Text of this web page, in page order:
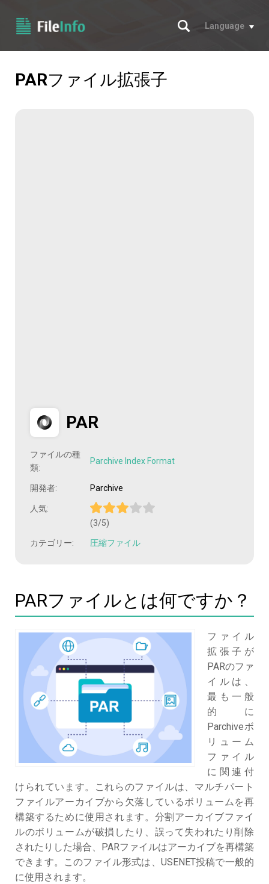
サーチ
Language
PARファイル拡張子
PAR
ファイルの種
類:
Parchive Index Format
開発者: Parchive
人気:
(3/5)
カテゴリー: 圧縮ファイル
PARファイルとは何ですか？
ファイル
拡張子が
PARのファ
イルは、
最も一般
的に
Parchiveボ
リューム
ファイル
に関連付
けられています。これらのファイルは、マルチパート
ファイルアーカイブから欠落しているボリュームを再
構築するために使用されます。分割アーカイブファイ
ルのボリュームが破損したり、誤って失われたり削除
されたりした場合、PARファイルはアーカイブを再構築
できます。このファイル形式は、USENET投稿で一般的
に使用されます。